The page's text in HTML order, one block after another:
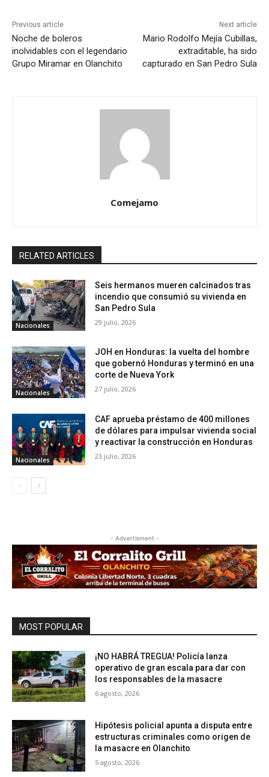
Previous article
Noche de boleros
inolvidables con el legendario
Grupo Miramar en Olanchito
Next article
Mario Rodolfo Mejía Cubillas,
extraditable, ha sido
capturado en San Pedro Sula
Comejamo
RELATED ARTICLES
Nacionales
Seis hermanos mueren calcinados tras
incendio que consumió su vivienda en
San Pedro Sula
29 julio, 2026
Nacionales
JOH en Honduras: la vuelta del hombre
que gobernó Honduras y terminó en una
corte de Nueva York
27 julio, 2026
Nacionales
CAF aprueba préstamo de 400 millones
de dólares para impulsar vivienda social
y reactivar la construcción en Honduras
23 julio, 2026
- Advertisment -
MOST POPULAR
¡NO HABRÁ TREGUA! Policía lanza
operativo de gran escala para dar con
los responsables de la masacre
6 agosto, 2026
Hipótesis policial apunta a disputa entre
estructuras criminales como origen de
la masacre en Olanchito
5 agosto, 2026